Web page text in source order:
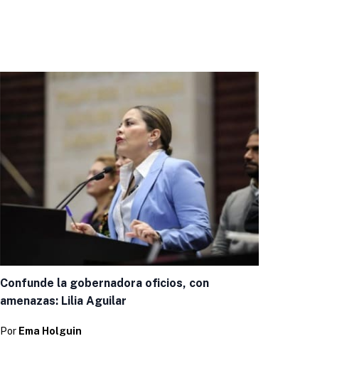
Confunde la gobernadora oficios, con
amenazas: Lilia Aguilar
Por Ema Holguin